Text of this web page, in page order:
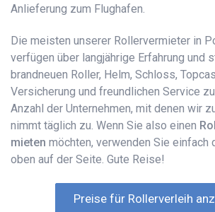
Anlieferung zum Flughafen.
Die meisten unserer Rollervermieter in
verfügen über langjährige Erfahrung und
brandneuen Roller, Helm, Schloss,
Versicherung und freundlichen Service
Anzahl der Unternehmen, mit denen wir
nimmt täglich zu. Wenn Sie also einen
mieten möchten, verwenden Sie einfach
oben auf der Seite. Gute Reise!
Preise für Rollerverleih